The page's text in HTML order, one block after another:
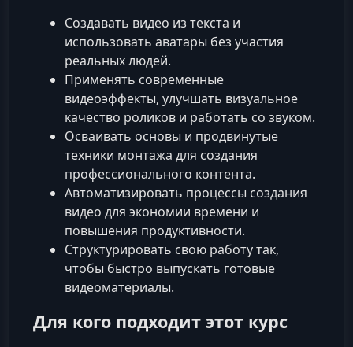
Создавать видео из текста и
использовать аватары без участия
реальных людей.
Применять современные
видеоэффекты, улучшать визуальное
качество роликов и работать со звуком.
Осваивать основы и продвинутые
техники монтажа для создания
профессионального контента.
Автоматизировать процессы создания
видео для экономии времени и
повышения продуктивности.
Структурировать свою работу так,
чтобы быстро выпускать готовые
видеоматериалы.
Для кого подходит этот курс